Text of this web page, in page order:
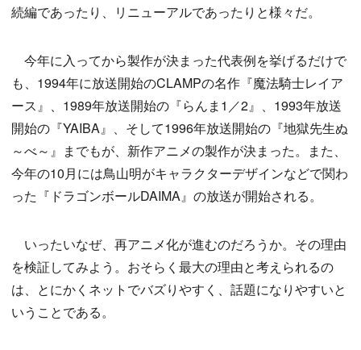
続編であったり、リニューアルであったりと様々だ。
今年に入ってから製作が決まった代表例を挙げるだけで
も、1994年に放送開始のCLAMPの名作『魔法騎士レイア
ース』、1989年放送開始の『らんま1／2』、1993年放送
開始の『YAIBA』、そして1996年放送開始の『地獄先生ぬ
～べ～』までもが、新作アニメの製作が決まった。また、
今年の10月には鳥山明がキャラクターデザインなどで関わ
った『ドラゴンボールDAIMA』の放送が開始される。
いったいなぜ、再アニメ化が進むのだろうか。その理由
を検証してみよう。おそらく最大の理由と考えられるの
は、とにかくネットでバズりやすく、話題になりやすいと
いうことである。